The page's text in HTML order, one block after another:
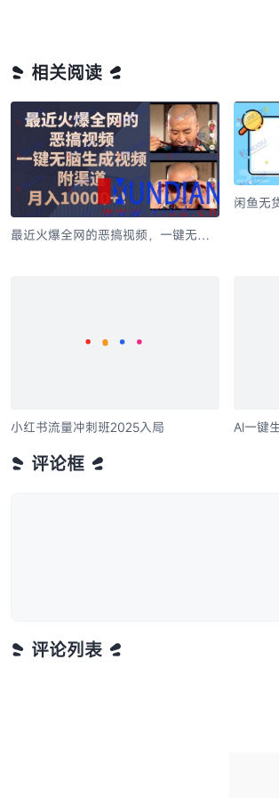
相关阅读
最近火爆全网的恶搞视频，一键无脑
闲鱼无
小红书流量冲刺班2025入局
AI一键
评论框
评论列表